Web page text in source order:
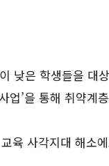
낮은 학생들을 대
업’을 통해 취약계
육 사각지대 해소